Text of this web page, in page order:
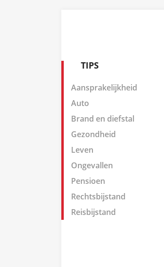
TIPS
Aansprakelijkheid
Auto
Brand en diefstal
Gezondheid
Leven
Ongevallen
Pensioen
Rechtsbijstand
Reisbijstand